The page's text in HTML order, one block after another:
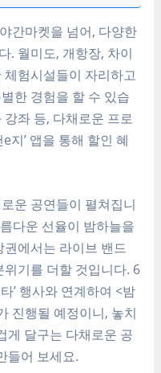
간마켓을 넘어, 다양한
. 월미도, 개항장, 차이
험시설들이 자리하고
한 경험을 할 수 있습
좌 등, 다채로운 프로
지’ 앱을 통해 할인 혜
운 공연들이 펼쳐집니
다운 선율이 밤하늘을
에서는 라이브 밴드
기를 더할 것입니다. 6
’ 행사와 연계하여 <밤
진행될 예정이니, 놓치
게 달구는 다채로운 공
들어 보세요.